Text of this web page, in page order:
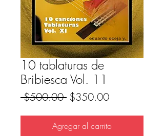
10 tablaturas de
Bribiesca Vol. 11
$500.00 Precio
$350.00Precio
oferta
Agregar al carrito